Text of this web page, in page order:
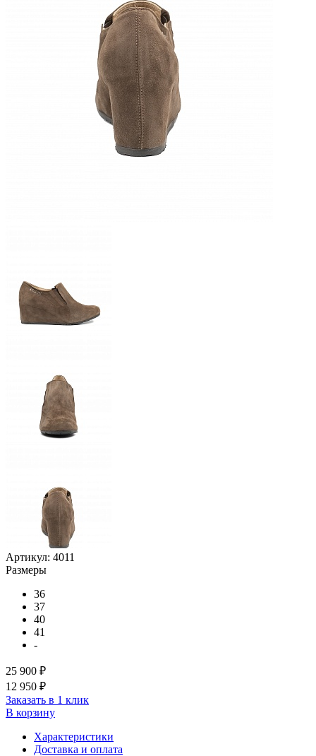
Артикул: 4011
Размеры
36
37
40
41
-
25 900 ₽
12 950 ₽
Заказать в 1 клик
В корзину
Характеристики
Доставка и оплата